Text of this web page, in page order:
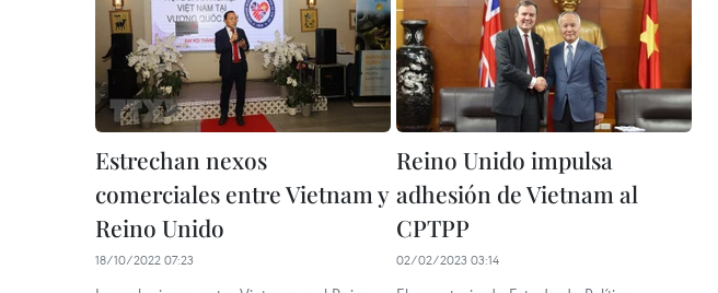
Estrechan nexos
comerciales entre Vietnam y
Reino Unido
18/10/2022 07:23
Reino Unido impulsa
adhesión de Vietnam al
CPTPP
02/02/2023 03:14